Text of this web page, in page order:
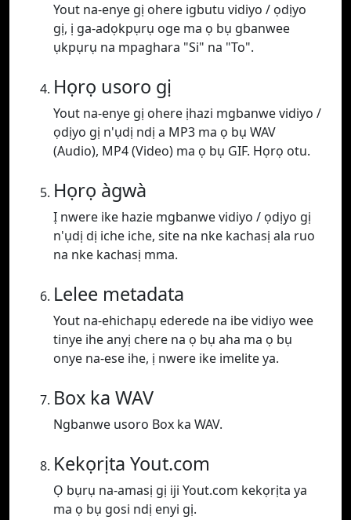
Yout na-enye gị ohere igbutu vidiyo / ọdịyo
gị, ị ga-adọkpụrụ oge ma ọ bụ gbanwee
ụkpụrụ na mpaghara "Si" na "To".
Họrọ usoro gị
Yout na-enye gị ohere ịhazi mgbanwe vidiyo /
ọdịyo gị n'ụdị ndị a MP3 ma ọ bụ WAV
(Audio), MP4 (Video) ma ọ bụ GIF. Họrọ otu.
Họrọ àgwà
Ị nwere ike hazie mgbanwe vidiyo / ọdịyo gị
n'ụdị dị iche iche, site na nke kachasị ala ruo
na nke kachasị mma.
Lelee metadata
Yout na-ehichapụ ederede na ibe vidiyo wee
tinye ihe anyị chere na ọ bụ aha ma ọ bụ
onye na-ese ihe, ị nwere ike imelite ya.
Box ka WAV
Ngbanwe usoro Box ka WAV.
Kekọrịta Yout.com
Ọ bụrụ na-amasị gị iji Yout.com kekọrịta ya
ma ọ bụ gosi ndị enyi gị.